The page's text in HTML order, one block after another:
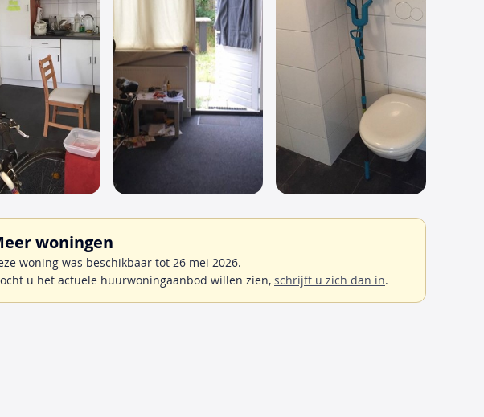
woningen
woning was beschikbaar tot 26 mei 2026.
u het actuele huurwoningaanbod willen zien, schrijft u zich dan in.